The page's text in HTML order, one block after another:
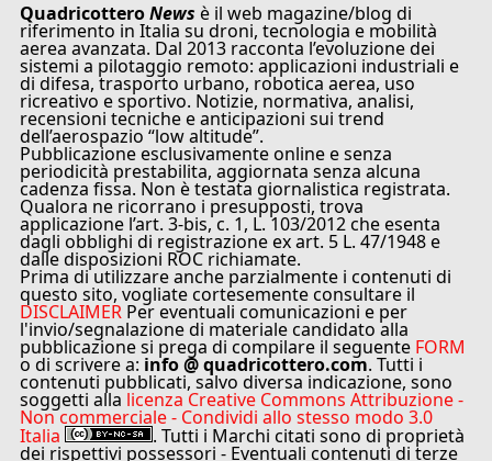
QuadricotteroNews è il web magazine/blog di
riferimento in Italia su droni, tecnologia e mobilità
aerea avanzata. Dal 2013 racconta l’evoluzione dei
sistemi a pilotaggio remoto: applicazioni industriali e
di difesa, trasporto urbano, robotica aerea, uso
ricreativo e sportivo. Notizie, normativa, analisi,
recensioni tecniche e anticipazioni sui trend
dell’aerospazio “low altitude”.
Pubblicazione esclusivamente online e senza
periodicità prestabilita, aggiornata senza alcuna
cadenza fissa. Non è testata giornalistica registrata.
Qualora ne ricorrano i presupposti, trova
applicazione l’art. 3-bis, c. 1, L. 103/2012 che esenta
dagli obblighi di registrazione ex art. 5 L. 47/1948 e
dalle disposizioni ROC richiamate.
Prima di utilizzare anche parzialmente i contenuti di
questo sito, vogliate cortesemente consultare il
DISCLAIMER Per eventuali comunicazioni e per
l'invio/segnalazione di materiale candidato alla
pubblicazione si prega di compilare il seguente FORM
o di scrivere a: info @ quadricottero.com. Tutti i
contenuti pubblicati, salvo diversa indicazione, sono
soggetti alla licenza Creative Commons Attribuzione -
Non commerciale - Condividi allo stesso modo 3.0
Italia . Tutti i Marchi citati sono di proprietà
dei rispettivi possessori - Eventuali contenuti di terze